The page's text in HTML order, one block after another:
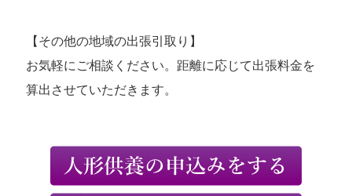
【その他の地域の出張引取り】
お気軽にご相談ください。距離に応じて出張料金を
算出させていただきます。